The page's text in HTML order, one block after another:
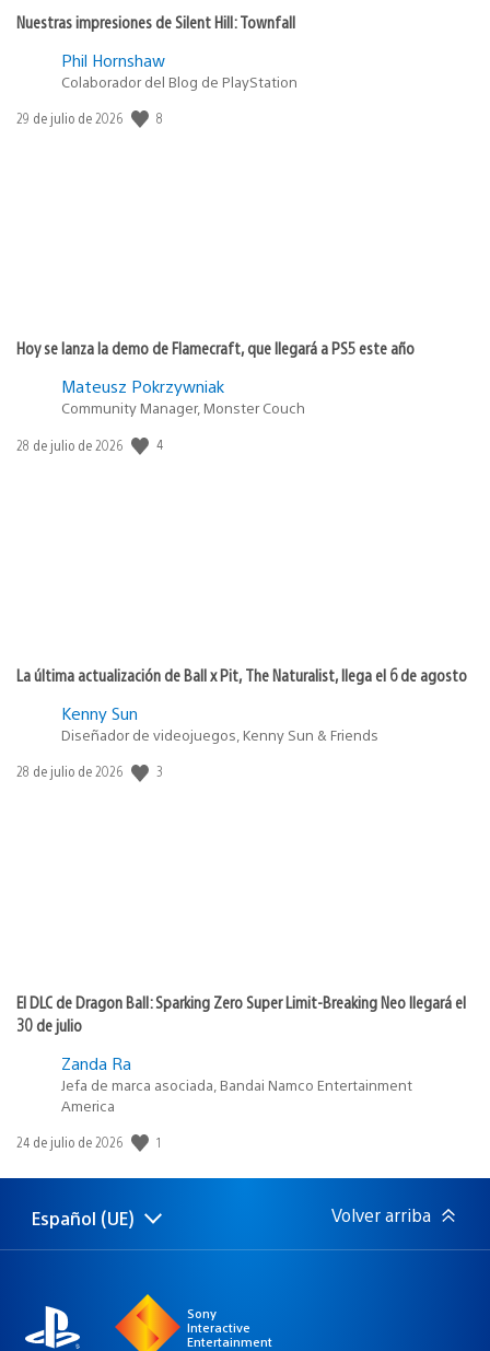
Nuestras impresiones de Silent Hill: Townfall
Phil Hornshaw
Colaborador del Blog de PlayStation
Fecha
29 de julio de 2026 8
Hoy se lanza la demo de Flamecraft, que llegará a PS5 este año
Mateusz Pokrzywniak
Community Manager, Monster Couch
Fecha
28 de julio de 2026 4
La última actualización de Ball x Pit, The Naturalist, llega el 6 de agosto
Kenny Sun
Diseñador de videojuegos, Kenny Sun & Friends
Fecha
28 de julio de 2026 3
El DLC de Dragon Ball: Sparking Zero Super Limit-Breaking Neo llegará el
30 de julio
Zanda Ra
Jefa de marca asociada, Bandai Namco Entertainment
America
Fecha
publicación:
24 de julio de 2026 1
Selecciona
una
Región
actual:
Español (UE) Volver arriba
Sony
Interactive
Entertainment